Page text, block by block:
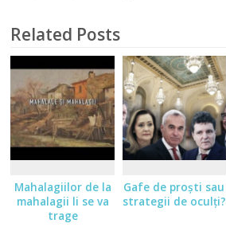
Related Posts
Mahalagiilor de la
mahalagii li se va
trage
Gafe de proşti sau
strategii de oculţi?